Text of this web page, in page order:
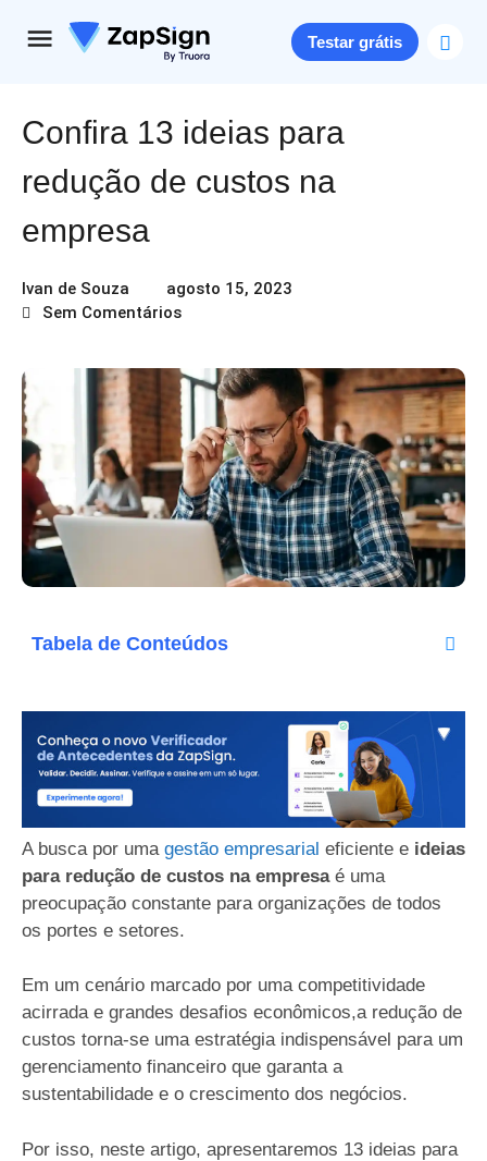
Testar grátis
Confira 13 ideias para
redução de custos na
empresa
Ivan de Souza
agosto 15, 2023
Sem Comentários
Tabela de Conteúdos
A busca por uma gestão empresarial eficiente e ideias
para redução de custos na empresaé uma
preocupação constante para organizações de todos
os portes e setores.
Em um cenário marcado por uma competitividade
acirrada e grandes desafios econômicos,a redução de
custos torna-se uma estratégia indispensável para um
gerenciamento financeiro que garanta a
sustentabilidade e o crescimento dos negócios.
Por isso, neste artigo, apresentaremos 13 ideias para